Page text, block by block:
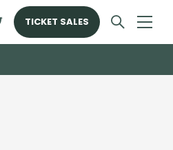
TICKET SALES